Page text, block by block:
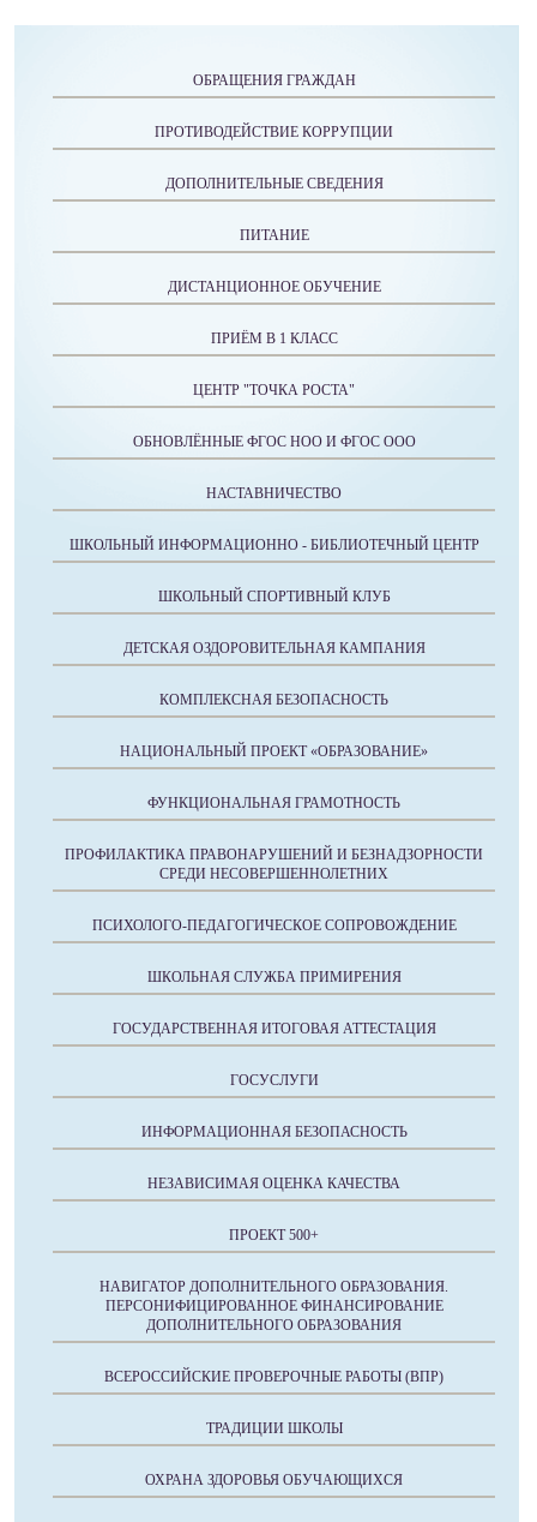
ОБРАЩЕНИЯ ГРАЖДАН
ПРОТИВОДЕЙСТВИЕ КОРРУПЦИИ
ДОПОЛНИТЕЛЬНЫЕ СВЕДЕНИЯ
ПИТАНИЕ
ДИСТАНЦИОННОЕ ОБУЧЕНИЕ
ПРИЁМ В 1 КЛАСС
ЦЕНТР "ТОЧКА РОСТА"
ОБНОВЛЁННЫЕ ФГОС НОО И ФГОС ООО
НАСТАВНИЧЕСТВО
ШКОЛЬНЫЙ ИНФОРМАЦИОННО - БИБЛИОТЕЧНЫЙ ЦЕНТР
ШКОЛЬНЫЙ СПОРТИВНЫЙ КЛУБ
ДЕТСКАЯ ОЗДОРОВИТЕЛЬНАЯ КАМПАНИЯ
КОМПЛЕКСНАЯ БЕЗОПАСНОСТЬ
НАЦИОНАЛЬНЫЙ ПРОЕКТ «ОБРАЗОВАНИЕ»
ФУНКЦИОНАЛЬНАЯ ГРАМОТНОСТЬ
ПРОФИЛАКТИКА ПРАВОНАРУШЕНИЙ И БЕЗНАДЗОРНОСТИ
СРЕДИ НЕСОВЕРШЕННОЛЕТНИХ
ПСИХОЛОГО-ПЕДАГОГИЧЕСКОЕ СОПРОВОЖДЕНИЕ
ШКОЛЬНАЯ СЛУЖБА ПРИМИРЕНИЯ
ГОСУДАРСТВЕННАЯ ИТОГОВАЯ АТТЕСТАЦИЯ
ГОСУСЛУГИ
ИНФОРМАЦИОННАЯ БЕЗОПАСНОСТЬ
НЕЗАВИСИМАЯ ОЦЕНКА КАЧЕСТВА
ПРОЕКТ 500+
НАВИГАТОР ДОПОЛНИТЕЛЬНОГО ОБРАЗОВАНИЯ.
ПЕРСОНИФИЦИРОВАННОЕ ФИНАНСИРОВАНИЕ
ДОПОЛНИТЕЛЬНОГО ОБРАЗОВАНИЯ
ВСЕРОССИЙСКИЕ ПРОВЕРОЧНЫЕ РАБОТЫ (ВПР)
ТРАДИЦИИ ШКОЛЫ
ОХРАНА ЗДОРОВЬЯ ОБУЧАЮЩИХСЯ